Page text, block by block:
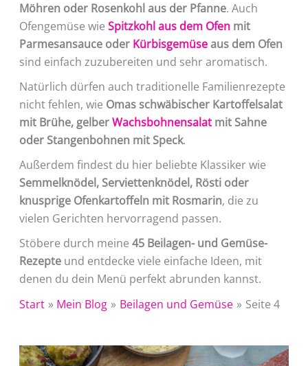
Möhren oder Rosenkohl aus der Pfanne. Auch
Ofengemüse wie Spitzkohl aus dem Ofenmit
Parmesansauce oder Kürbisgemüseaus dem Ofen
sind einfach zuzubereiten und sehr aromatisch.
Natürlich dürfen auch traditionelle Familienrezepte
nicht fehlen, wie Omas schwäbischer Kartoffelsalat
mit Brühe, gelberWachsbohnensalatmit Sahne
oder Stangenbohnen mit Speck.
Außerdem findest du hier beliebte Klassiker wie
Semmelknödel, Serviettenknödel, Rösti oder
knusprige Ofenkartoffeln mit Rosmarin, die zu
vielen Gerichten hervorragend passen.
Stöbere durch meine 45 Beilagen- und Gemüse-
Rezepteund entdecke viele einfache Ideen, mit
denen du dein Menü perfekt abrunden kannst.
Start
Mein Blog Beilagen und Gemüse Seite 4